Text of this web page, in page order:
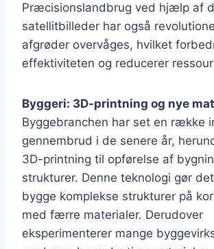
Præcisionslandbrug ved hjælp af
satellitbilleder har også
afgrøder overvåges, hvilket
effektiviteten og reducerer
Byggeri: 3D-printning og nye
Byggebranchen har set en række
gennembrud i de senere år,
3D-printning til opførelse af
strukturer. Denne teknologi gør
bygge komplekse strukturer på
med færre materialer. Derudover
eksperimenterer mange